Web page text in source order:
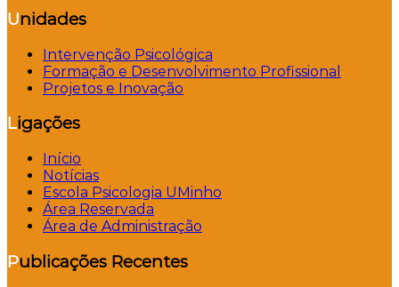
Unidades
Intervenção Psicológica
Formação e Desenvolvimento Profissional
Projetos e Inovação
Ligações
Início
Notícias
Escola Psicologia UMinho
Área Reservada
Área de Administração
Publicações Recentes